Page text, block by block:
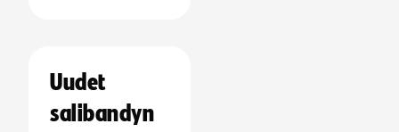
Uudet
salibandyn